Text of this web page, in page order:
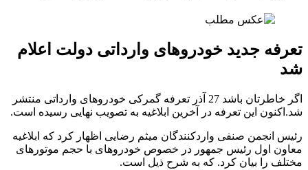
تعرفه جدید خودروهای وارداتی دولت اعلام
شد
اگر خاطرتان باشد 27 آذر تعرفه گمرکی خودروهای وارداتی منتشر
شد.اکنون این تعرفه در آخرین ابلاغیه به تصویب نهایی رسیده است.
رئیس انجمن صنفی واردکنندگان میثم رضایی اظهار کرد که ابلاغیه
معاون اول رئیس جمهور در خصوص خودروهای با حجم موتورهای
مختلف را بیان کرد. که به شرح ذیل است.